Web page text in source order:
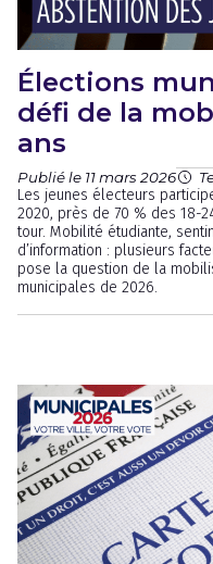
Élections
défi de la
ans
Publié le 11 mars 2026
Les jeunes électeurs
2020, près de 70 % des 18-
tour. Mobilité étudiante,
d’information : plusieurs
pose la question de la
municipales de 2026.